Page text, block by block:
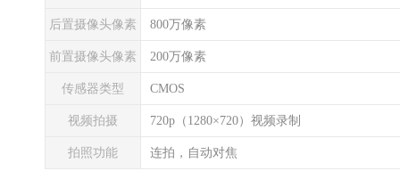
后置摄像头像素 800万像素
前置摄像头像素 200万像素
传感器类型 CMOS
视频拍摄 720p（1280×720）视频录制
拍照功能 连拍，自动对焦